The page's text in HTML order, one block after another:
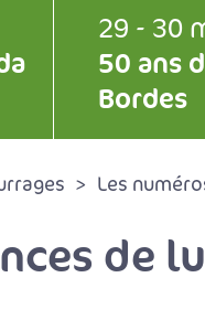
29 - 30
50 ans
Bordes
Les
de